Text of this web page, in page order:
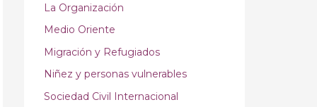
La Organización
Medio Oriente
Migración y Refugiados
Niñez y personas vulnerables
Sociedad Civil Internacional